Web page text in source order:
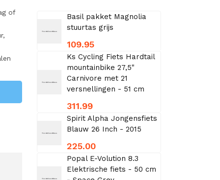
of
Basil pakket Magnolia
stuurtas grijs
109.95
Ks Cycling Fiets Hardtail
mountainbike 27,5"
Carnivore met 21
versnellingen - 51 cm
311.99
Spirit Alpha Jongensfiets
Blauw 26 Inch - 2015
225.00
Popal E-Volution 8.3
Elektrische fiets - 50 cm